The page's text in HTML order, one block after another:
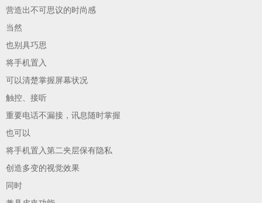
营造出不可思议的时尚感
当然
也别具巧思
将手机置入
可以清楚掌握屏幕状况
触控、接听
重要电话不漏接，讯息随时掌握
也可以
将手机置入第二夹层保有隐私
创造多变的视觉效果
同时